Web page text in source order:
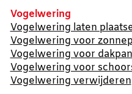
Vogelwering
Vogelwering laten
Vogelwering voor
Vogelwering voor
Vogelwering voor
Vogelwering verwijderen